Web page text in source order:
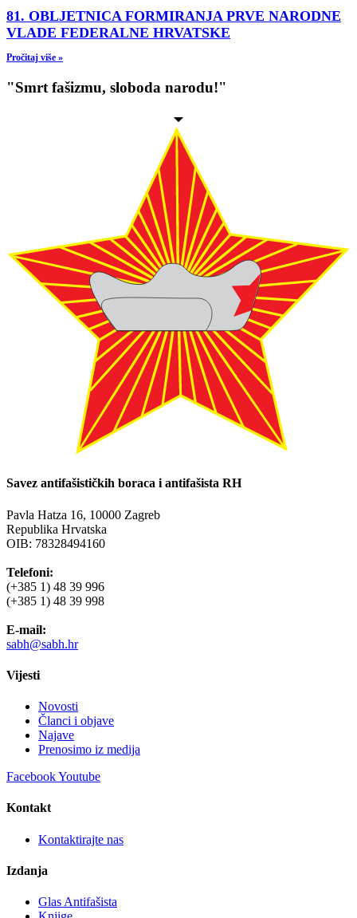
81. OBLJETNICA FORMIRANJA PRVE NARODNE
VLADE FEDERALNE HRVATSKE
Pročitaj više »
"Smrt fašizmu, sloboda narodu!"
Savez antifašističkih boraca i antifašista RH
Pavla Hatza 16, 10000 Zagreb
Republika Hrvatska
OIB: 78328494160
Telefoni:
(+385 1) 48 39 996
(+385 1) 48 39 998
E-mail:
sabh@sabh.hr
Vijesti
Novosti
Članci i objave
Najave
Prenosimo iz medija
FacebookYoutube
Kontakt
Kontaktirajte nas
Izdanja
Glas Antifašista